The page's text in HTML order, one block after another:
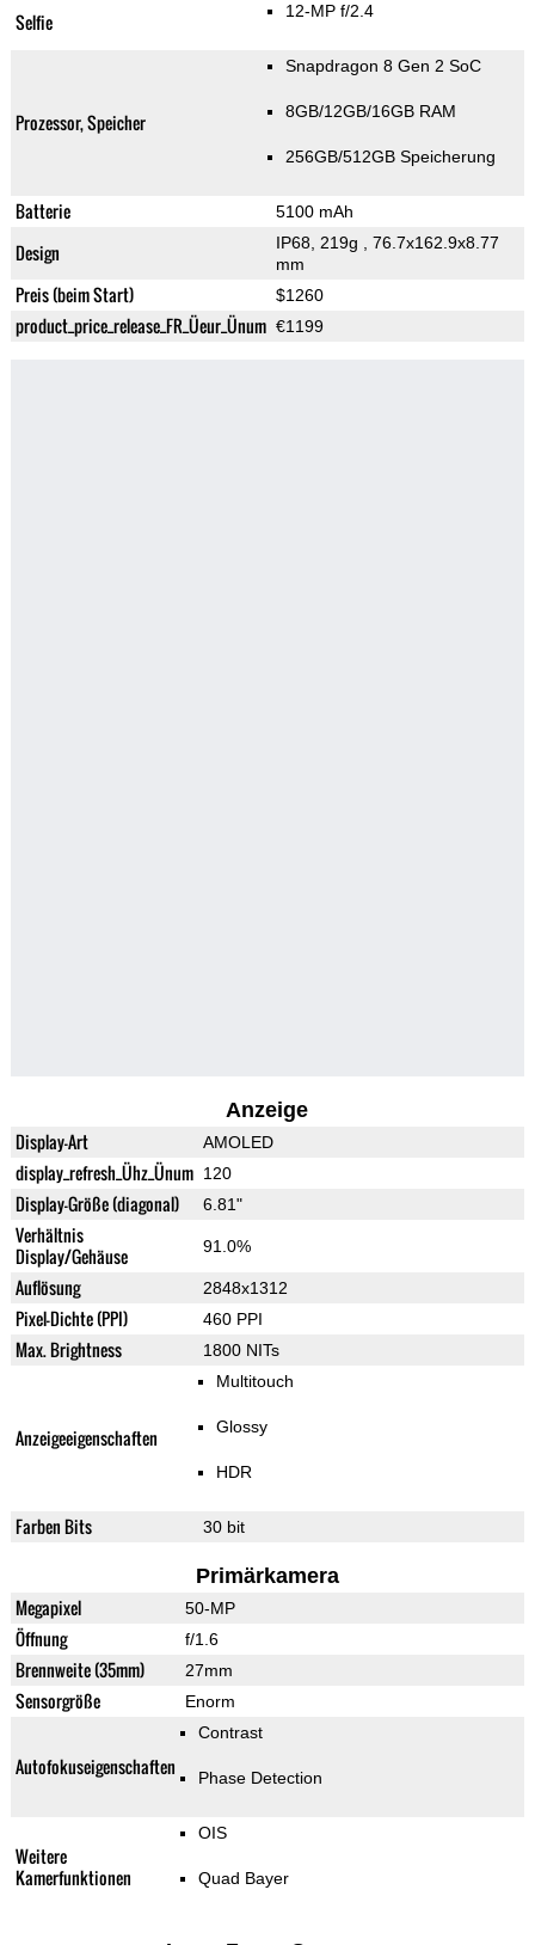
Selfie 12-MP f/2.4
Prozessor, Speicher
Snapdragon 8 Gen 2 SoC
8GB/12GB/16GB RAM
256GB/512GB Speicherung
Batterie 5100 mAh
Design IP68, 219g
, 76.7x162.9x8.77
mm
Preis (beim Start) $1260
product_price_release_FR_Üeur_Ünum €1199
Anzeige
Display-Art AMOLED
display_refresh_Ühz_Ünum 120
Display-Größe (diagonal) 6.81"
Verhältnis
Display/Gehäuse
91.0%
Auflösung 2848x1312
Pixel-Dichte (PPI) 460 PPI
Max. Brightness 1800 NITs
Anzeigeeigenschaften
Multitouch
Glossy
HDR
Farben Bits 30 bit
Primärkamera
Megapixel 50-MP
Öffnung f/1.6
Brennweite (35mm) 27mm
Sensorgröße Enorm
Autofokuseigenschaften
Contrast
Phase Detection
Weitere
Kamerfunktionen
OIS
Quad Bayer